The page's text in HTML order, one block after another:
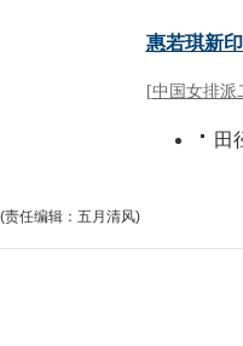
(责任编辑：五月清风)